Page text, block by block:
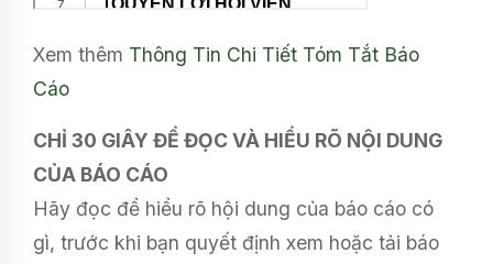
Xem thêm Thông Tin Chi Tiết Tóm Tắt Báo
Cáo
CHỈ 30 GIÂY ĐỂ ĐỌC VÀ HIỂU RÕ NỘI DUNG
CỦA BÁO CÁO
Hãy đọc để hiểu rõ hội dung của báo cáo có
gì, trước khi bạn quyết định xem hoặc tải báo